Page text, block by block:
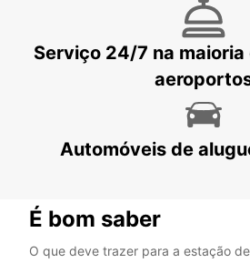
LONDRES KINGSTON UPON
KINGSTON UPON THAMES -
Serviço 24/7 na
Automóveis de
É bom saber
O que deve trazer para a estação